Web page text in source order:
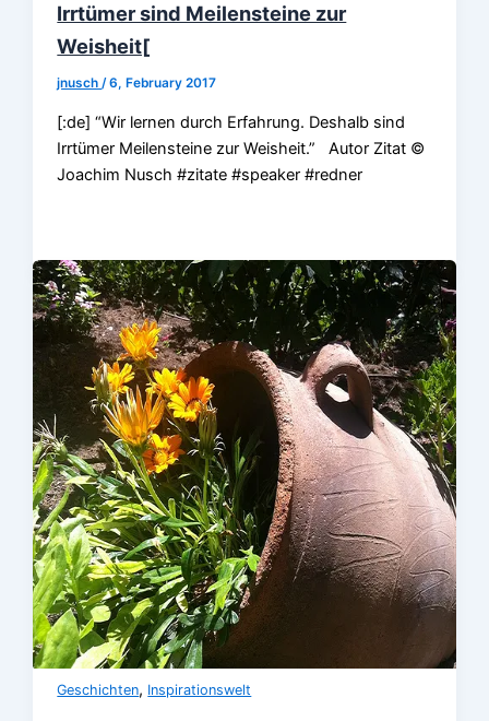
Irrtümer sind Meilensteine zur
Weisheit[
jnusch/6, February 2017
[:de] “Wir lernen durch Erfahrung. Deshalb sind
Irrtümer Meilensteine zur Weisheit.” Autor Zitat ©
Joachim Nusch #zitate #speaker #redner
Geschichten, Inspirationswelt